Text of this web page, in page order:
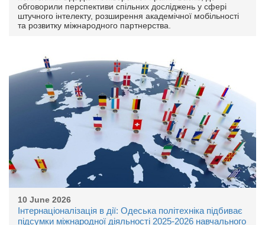
обговорили перспективи спільних досліджень у сфері
штучного інтелекту, розширення академічної мобільності
та розвитку міжнародного партнерства.
10 June 2026
Інтернаціоналізація в дії: Одеська політехніка підбиває
підсумки міжнародної діяльності 2025-2026 навчального